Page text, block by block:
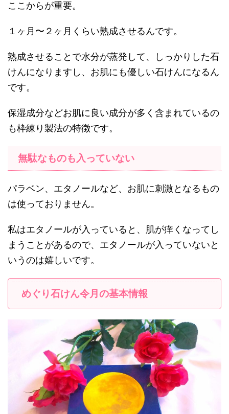
ここからが重要。
１ヶ月〜２ヶ月くらい熟成させるんです。
熟成させることで水分が蒸発して、しっかりした石
けんになりますし、お肌にも優しい石けんになるん
です。
保湿成分などお肌に良い成分が多く含まれているの
も枠練り製法の特徴です。
無駄なものも入っていない
パラベン、エタノールなど、お肌に刺激となるもの
は使っておりません。
私はエタノールが入っていると、肌が痒くなってし
まうことがあるので、エタノールが入っていないと
いうのは嬉しいです。
めぐり石けん令月の基本情報